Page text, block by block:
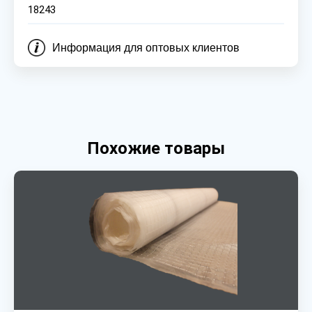
18243
Информация для оптовых клиентов
Похожие товары